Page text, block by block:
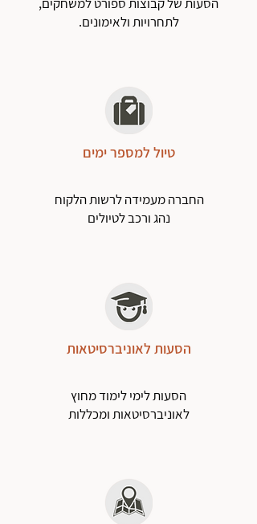
לתחרויות ולאימונים.
טיול למספר ימים
החברה מעמידה לרשות הלקוח
נהג ורכב לטיולים
הסעות לאוניברסיטאות
הסעות לימי לימוד מחוץ
לאוניברסיטאות ומכללות